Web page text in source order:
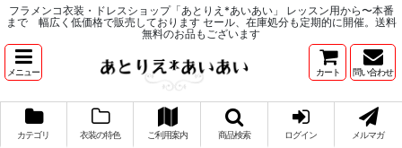
フラメンコ衣装・ドレスショップ「あとりえ*あいあい」 レッスン用から〜本番
まで 幅広く低価格で販売しております セール、在庫処分も定期的に開催。送料
無料のお品もございます
メニュー カート 問い合わせ
カテゴリ 衣装の特色 ご利用案内 商品検索 ログイン メルマガ